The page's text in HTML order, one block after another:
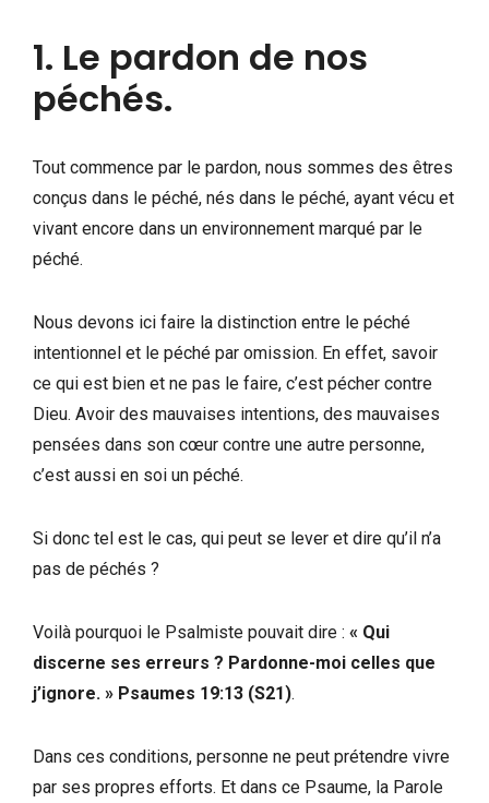
1. Le pardon de nos
péchés.
Tout commence par le pardon, nous sommes des êtres
conçus dans le péché, nés dans le péché, ayant vécu et
vivant encore dans un environnement marqué par le
péché.
Nous devons ici faire la distinction entre le péché
intentionnel et le péché par omission. En effet, savoir
ce qui est bien et ne pas le faire, c’est pécher contre
Dieu. Avoir des mauvaises intentions, des mauvaises
pensées dans son cœur contre une autre personne,
c’est aussi en soi un péché.
Si donc tel est le cas, qui peut se lever et dire qu’il n’a
pas de péchés ?
Voilà pourquoi le Psalmiste pouvait dire : « Qui
discerne ses erreurs ? Pardonne-moi celles que
j’ignore. » Psaumes 19:13 (S21).
Dans ces conditions, personne ne peut prétendre vivre
par ses propres efforts. Et dans ce Psaume, la Parole